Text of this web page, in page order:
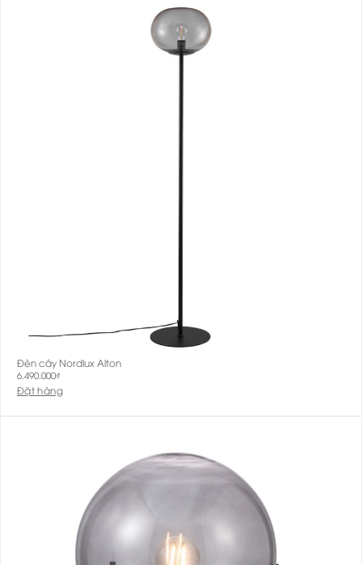
Đèn cây Nordlux Alton
6.490.000₫
Đặt hàng